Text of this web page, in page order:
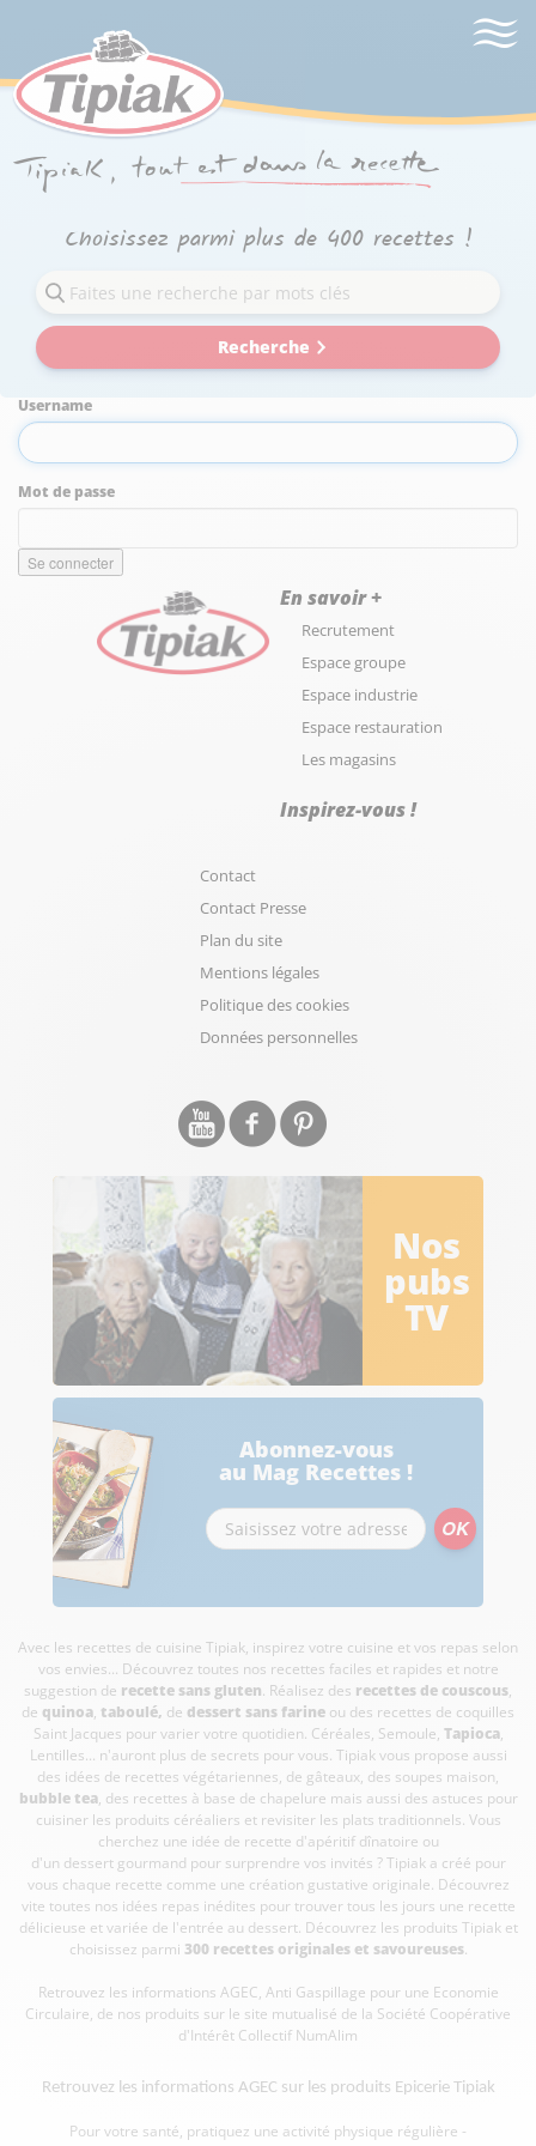
Choisissez parmi plus de 400 recettes !
Recherche
Username
Mot de passe
En savoir +
Recrutement
Espace groupe
Espace industrie
Espace restauration
Les magasins
Inspirez-vous !
Contact
Contact Presse
Plan du site
Mentions légales
Politique des cookies
Données personnelles
Nos
pubs
TV
Abonnez-vous
au Mag Recettes !
Avec les recettes de cuisine Tipiak, inspirez votre cuisine et vos repas selon
vos envies... Découvrez toutes nos recettes faciles et rapides et notre
suggestion de recette sans gluten. Réalisez des recettes de couscous,
de quinoa, taboulé, de dessert sans farine ou des recettes de coquilles
Saint Jacques pour varier votre quotidien. Céréales, Semoule, Tapioca,
Lentilles... n'auront plus de secrets pour vous. Tipiak vous propose aussi
des idées de recettes végétariennes, de gâteaux, des soupes maison,
bubble tea, des recettes à base de chapelure mais aussi des astuces pour
cuisiner les produits céréaliers et revisiter les plats traditionnels. Vous
cherchez une idée de recette d'apéritif dînatoire ou
d'un dessert gourmand pour surprendre vos invités ? Tipiak a créé pour
vous chaque recette comme une création gustative originale. Découvrez
vite toutes nos idées repas inédites pour trouver tous les jours une recette
délicieuse et variée de l'entrée au dessert. Découvrez les produits Tipiak et
choisissez parmi 300 recettes originales et savoureuses.
Retrouvez les informations AGEC, Anti Gaspillage pour une Economie
Circulaire, de nos produits sur le site mutualisé de la Société Coopérative
d'Intérêt Collectif NumAlim
Retrouvez les informations AGEC sur les produits Epicerie Tipiak
Pour votre santé, pratiquez une activité physique régulière -